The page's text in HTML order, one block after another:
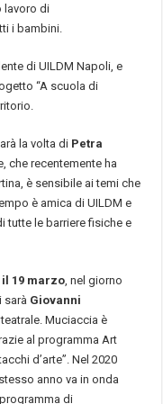
lavoro di
i bambini.
di UILDM Napoli, e
“A scuola di
la volta di Petra
che recentemente ha
è sensibile ai temi che
è amica di UILDM e
tutte le barriere fisiche e
il 19 marzo , nel giorno
sarà Giovanni
Muciaccia è
al programma Art
d’arte”. Nel 2020
anno va in onda
di